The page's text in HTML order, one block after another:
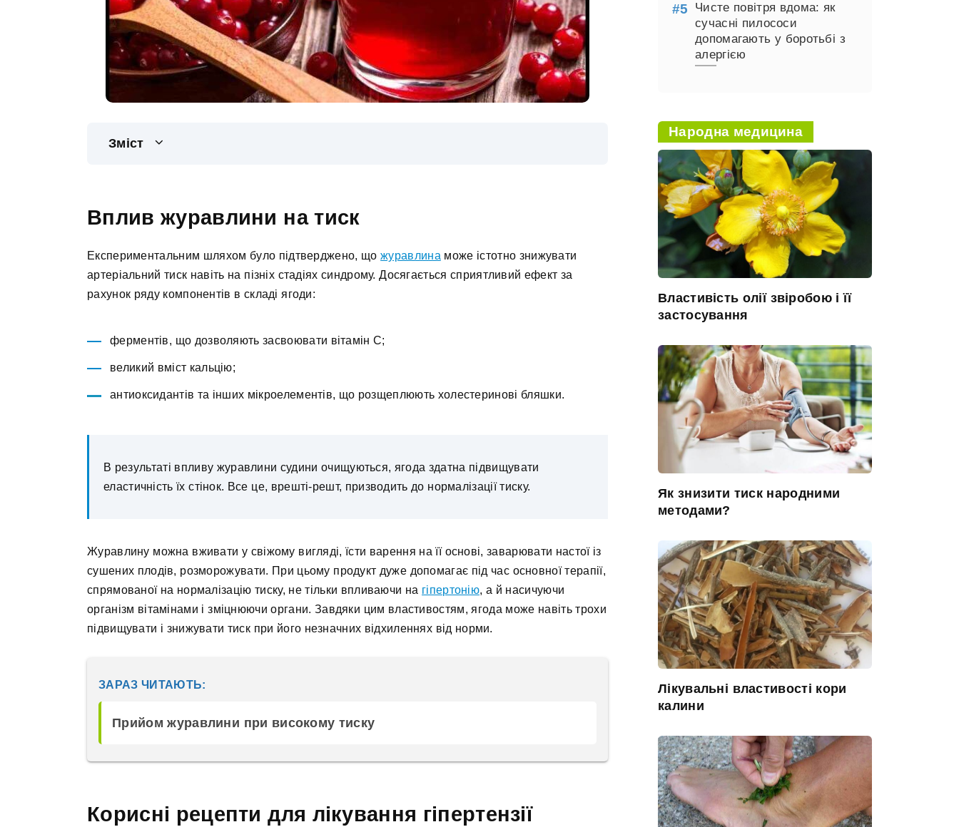
Зміст
Вплив журавлини на тиск
Експериментальним шляхом було підтверджено, щожуравлина може істотно знижувати
артеріальний тиск навіть на пізніх стадіях синдрому. Досягається сприятливий ефект за
рахунок ряду компонентів в складі ягоди:
ферментів, що дозволяють засвоювати вітамін С;
великий вміст кальцію;
антиоксидантів та інших мікроелементів, що розщеплюють холестеринові бляшки.
В результаті впливу журавлини судини очищуються, ягода здатна підвищувати
еластичність їх стінок. Все це, врешті-решт, призводить до нормалізації тиску.
Журавлину можна вживати у свіжому вигляді, їсти варення на її основі, заварювати настої із
сушених плодів, розморожувати. При цьому продукт дуже допомагає під час основної терапії,
спрямованої на нормалізацію тиску, не тільки впливаючи на гіпертонію, а й насичуючи
організм вітамінами і зміцнюючи органи. Завдяки цим властивостям, ягода може навіть трохи
підвищувати і знижувати тиск при його незначних відхиленнях від норми.
ЗАРАЗ ЧИТАЮТЬ:
Прийом журавлини при високому тиску
Корисні рецепти для лікування гіпертензії
Чисте повітря вдома: як
сучасні пилососи
допомагають у боротьбі з
алергією
Народна медицина
Властивість олії звіробою і її
застосування
Як знизити тиск народними
методами?
Лікувальні властивості кори
калини